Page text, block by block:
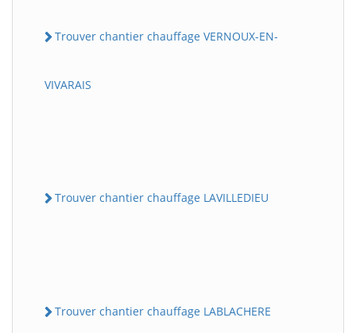
Trouver chantier chauffage VERNOUX-EN-
VIVARAIS
Trouver chantier chauffage LAVILLEDIEU
Trouver chantier chauffage LABLACHERE